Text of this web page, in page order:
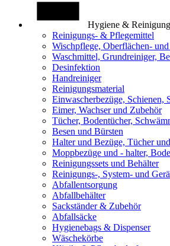
Hygiene & Reinigung
Reinigungs- & Pflegemittel
Wischpflege, Oberflächen-
Waschmittel, Grundreiniger,
Desinfektion
Handreiniger
Reinigungsmaterial
Einwascherbezüge, Schienen,
Eimer, Wachser und Zubehör
Tücher, Bodentücher,
Besen und Bürsten
Halter und Bezüge, Tücher
Moppbezüge und - halter,
Reinigungssets und Behälter
Reinigungs-, System- und
Abfallentsorgung
Abfallbehälter
Sackständer & Zubehör
Abfallsäcke
Hygienebags & Dispenser
Wäschekörbe